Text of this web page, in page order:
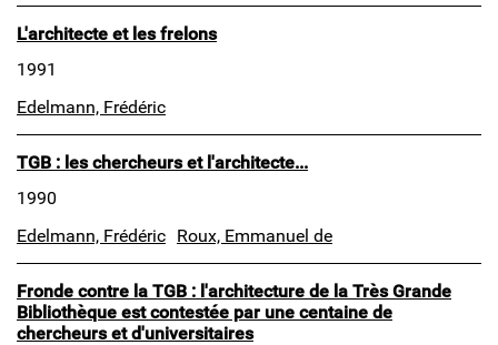
L'architecte et les frelons
1991
Edelmann, Frédéric
TGB : les chercheurs et l'architecte...
1990
Edelmann, Frédéric Roux, Emmanuel de
Fronde contre la TGB : l'architecture de la Très Grande
Bibliothèque est contestée par une centaine de
chercheurs et d'universitaires